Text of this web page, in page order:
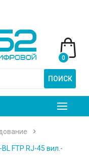
ПОИСК
0
FTP RJ-45 вил.-